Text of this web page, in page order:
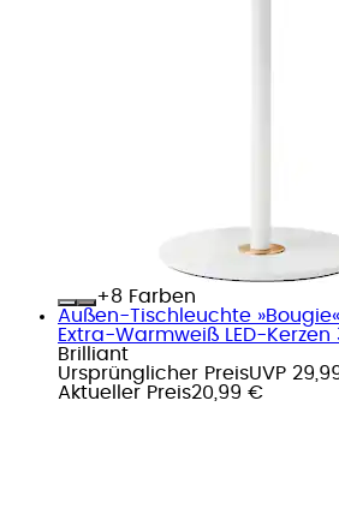
+
Farben
Außen-Tischleuchte »Bougie«
Extra-Warmweiß LED-Kerzen
Brilliant
Ursprünglicher PreisUVP
Aktueller Preis20,99 €